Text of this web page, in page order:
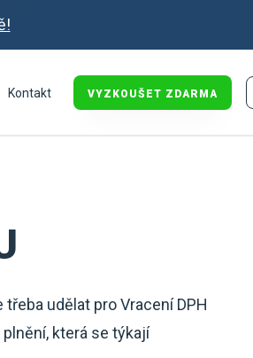
Kontakt VYZKOUŠET ZDARMA
udělat pro Vracení DPH
která se týkají